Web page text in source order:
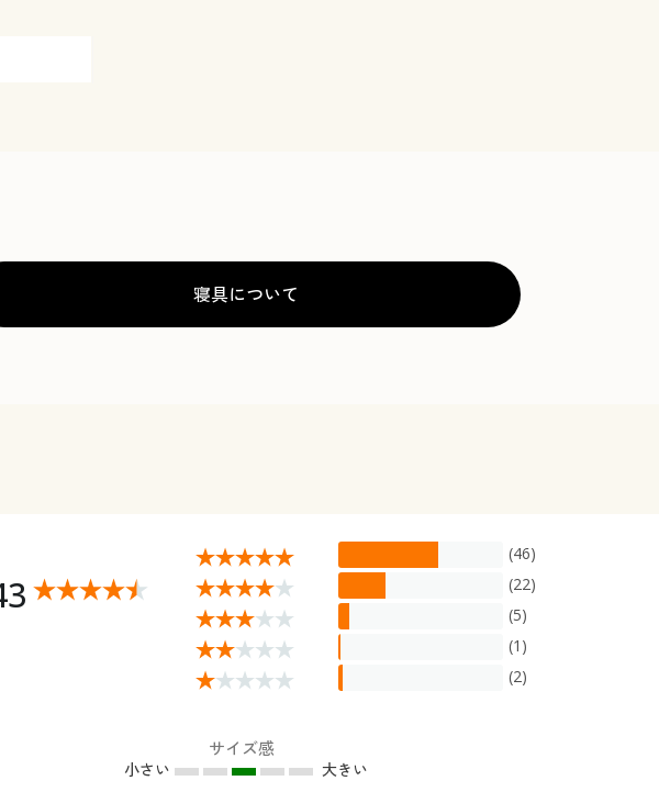
寝具について
(46)
(22)
(5)
(1)
(2)
サイズ感
小さい 大きい